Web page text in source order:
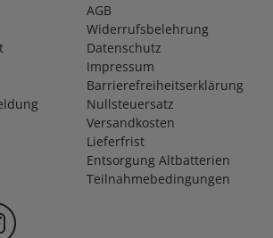
AGB
Widerrufsbelehrung
Datenschutz
Impressum
Barrierefreiheitserklärung
Nullsteuersatz
Versandkosten
Lieferfrist
Entsorgung Altbatterien
Teilnahmebedingungen